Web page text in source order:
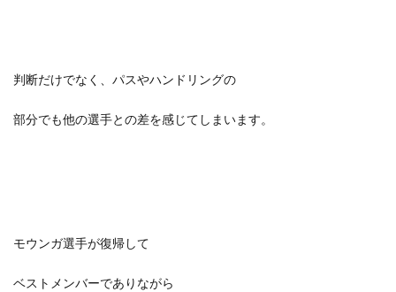
判断だけでなく、パスやハンドリングの
部分でも他の選手との差を感じてしまいます。
モウンガ選手が復帰して
ベストメンバーでありながら